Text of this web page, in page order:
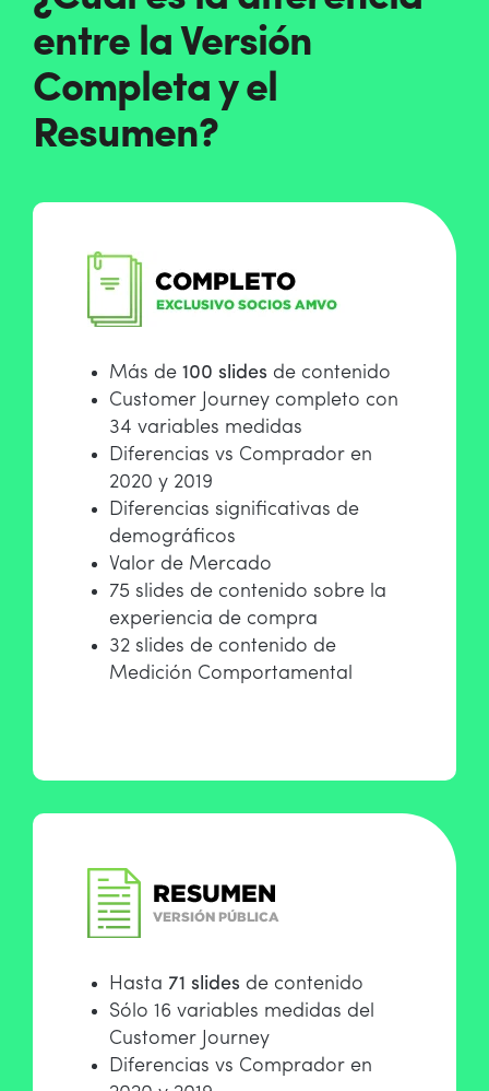
entre la Versión
Completa y el
Resumen?
Más de 100 slides de contenido
Customer Journey completo con
34 variables medidas
Diferencias vs Comprador en
2020 y 2019
Diferencias significativas de
demográficos
Valor de Mercado
75 slides de contenido sobre la
experiencia de compra
32 slides de contenido de
Medición Comportamental
Hasta 71 slides de contenido
Sólo 16 variables medidas del
Customer Journey
Diferencias vs Comprador en